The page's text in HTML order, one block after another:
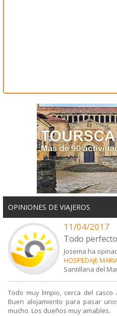
OPINIONES DE VIAJEROS
11/04/2017
Todo perfecto
Josema ha
HOSPEDAJE
Santillana del
Todo muy limpio, cerca del
Buen alojamiento para pasar
mucho. Los dueños muy amables.